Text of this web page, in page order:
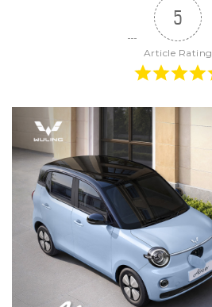
5
Article Rating